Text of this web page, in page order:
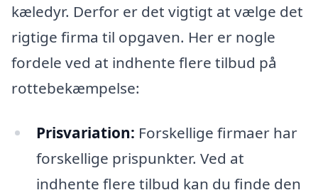
kæledyr. Derfor er det vigtigt at vælge det
rigtige firma til opgaven. Her er nogle
fordele ved at indhente flere tilbud på
rottebekæmpelse:
Prisvariation: Forskellige firmaer har
forskellige prispunkter. Ved at
indhente flere tilbud kan du finde den